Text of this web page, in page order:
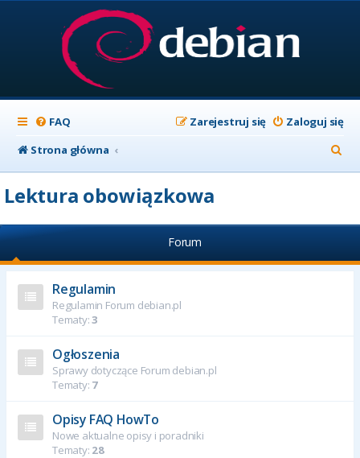
FAQ Zaloguj się
Zarejestruj się
Strona główna
z
j
Lektura obowiązkowa
Forum
Regulamin
Regulamin Forum debian.pl
Tematy:3
Ogłoszenia
Sprawy dotyczące Forum debian.pl
Tematy: 7
Opisy FAQ HowTo
Nowe aktualne opisy i poradniki
Tematy: 28